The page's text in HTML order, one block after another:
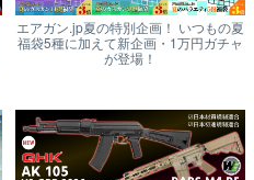
エアガン.jp夏の特別企画！ いつもの夏
福袋5種に加えて新企画・1万円ガチャ
が登場！